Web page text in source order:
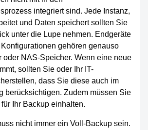
integriert sind. Jede Instanz,
und Daten speichert sollten Sie
unter die Lupe nehmen. Endgeräte
gehören genauso
oder NAS-Speicher. Wenn eine neue
sollten Sie oder Ihr IT-
dass Sie diese auch im
berücksichtigen. Zudem müssen Sie
für Ihr Backup einhalten.
nicht immer ein Voll-Backup sein.